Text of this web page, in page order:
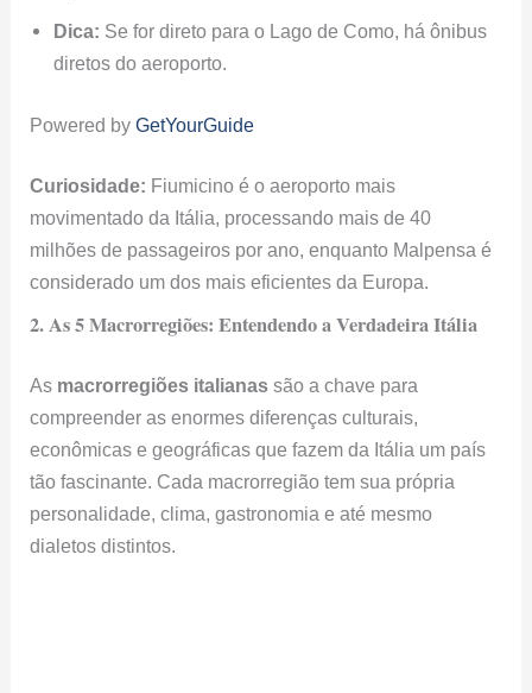
Dica: Se for direto para o Lago de Como, há ônibus
diretos do aeroporto.
Powered byGetYourGuide
Curiosidade: Fiumicino é o aeroporto mais
movimentado da Itália, processando mais de 40
milhões de passageiros por ano, enquanto Malpensa é
considerado um dos mais eficientes da Europa.
2. As 5 Macrorregiões: Entendendo a Verdadeira Itália
As macrorregiões italianas são a chave para
compreender as enormes diferenças culturais,
econômicas e geográficas que fazem da Itália um país
tão fascinante. Cada macrorregião tem sua própria
personalidade, clima, gastronomia e até mesmo
dialetos distintos.